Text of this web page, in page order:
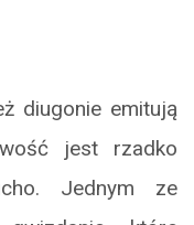
diugonie emitują
jest rzadko
Jednym ze